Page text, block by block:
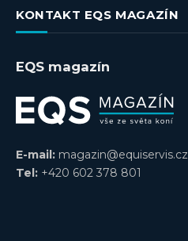
KONTAKT EQS MAGAZÍN
EQS magazín
E-mail: magazin@equiservis.cz
Tel: +420 602 378 801